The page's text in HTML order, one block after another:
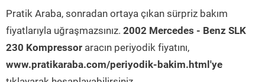
Pratik Araba, sonradan ortaya çıkan sürpriz bakım
fiyatlarıyla uğraşmazsınız. 2002 Mercedes - Benz SLK
230 Kompressor aracın periyodik fiyatını,
www.pratikaraba.com/periyodik-bakim.html'ye